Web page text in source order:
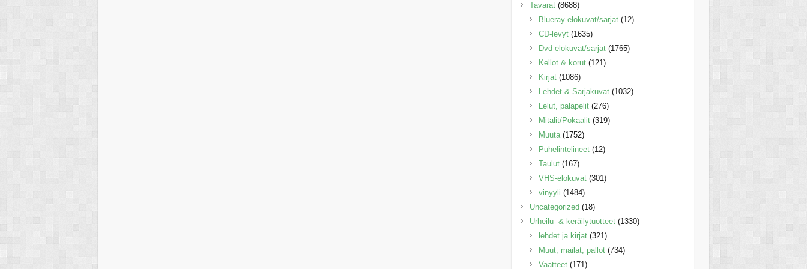
Tavarat (8688)
Blueray elokuvat/sarjat (12)
CD-levyt (1635)
Dvd elokuvat/sarjat (1765)
Kellot & korut (121)
Kirjat (1086)
Lehdet & Sarjakuvat (1032)
Lelut, palapelit (276)
Mitalit/Pokaalit (319)
Muuta (1752)
Puhelintelineet (12)
Taulut (167)
VHS-elokuvat (301)
vinyyli (1484)
Uncategorized (18)
Urheilu- & keräilytuotteet (1330)
lehdet ja kirjat (321)
Muut, mailat, pallot (734)
Vaatteet (171)